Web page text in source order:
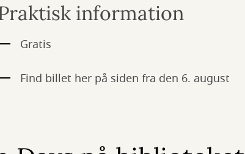
information
Gratis
Find billet her på siden fra den 6. august